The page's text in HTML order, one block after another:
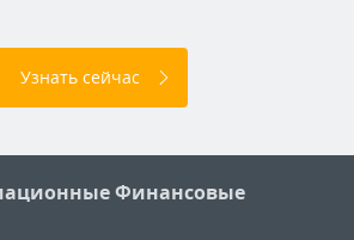
Узнать сейчас
Финансовые